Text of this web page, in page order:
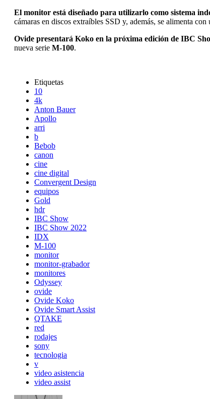
El monitor está diseñado para utilizarlo como sistema
cámaras en discos extraíbles SSD y, además, se alimenta
Ovide presentará Koko en la próxima edición de IBC
nueva serie M-100.
Etiquetas
10
4k
Anton Bauer
Apollo
arri
b
Bebob
canon
cine
cine digital
Convergent Design
equipos
Gold
hdr
IBC Show
IBC Show 2022
IDX
M-100
monitor
monitor-grabador
monitores
Odyssey
ovide
Ovide Koko
Ovide Smart Assist
QTAKE
red
rodajes
sony
tecnologia
v
video asistencia
video assist